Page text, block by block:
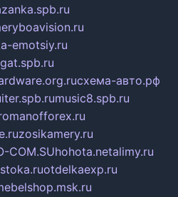
emotsiy.ru
схема-авто.рф
music8.spb.ru
zosikamery.ru
COM.SUhohota.netalimy.ru
otdelkaexp.ru